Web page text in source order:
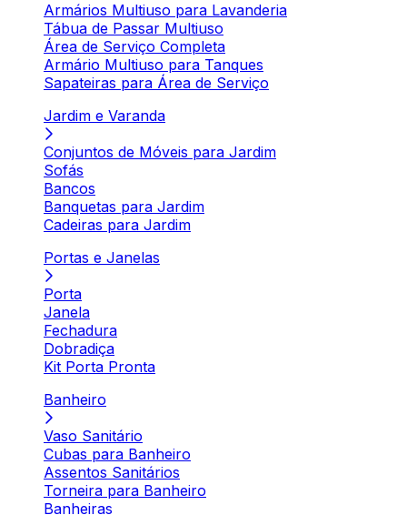
Armários Multiuso para Lavanderia
Tábua de Passar Multiuso
Área de Serviço Completa
Armário Multiuso para Tanques
Sapateiras para Área de Serviço
Jardim e Varanda
Conjuntos de Móveis para Jardim
Sofás
Bancos
Banquetas para Jardim
Cadeiras para Jardim
Portas e Janelas
Porta
Janela
Fechadura
Dobradiça
Kit Porta Pronta
Banheiro
Vaso Sanitário
Cubas para Banheiro
Assentos Sanitários
Torneira para Banheiro
Banheiras